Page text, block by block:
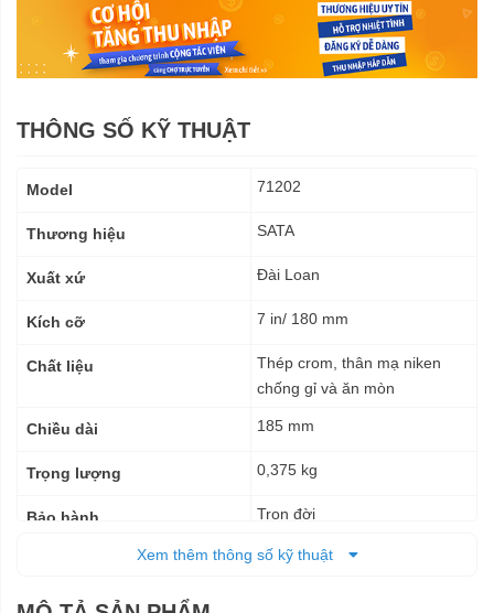
THÔNG SỐ KỸ THUẬT
kỹ
Model 71202
Thương hiệu SATA
Xuất xứ Đài Loan
Kích cỡ 7 in/ 180 mm
Chất liệu
Thép crom, thân mạ niken
chống gỉ và ăn mòn
Chiều dài 185 mm
Trọng lượng 0,375 kg
Bảo hành Trọn đời
Xem thêm thông số kỹ thuật